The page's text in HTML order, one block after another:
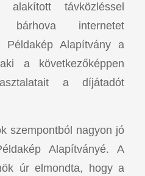
alakított távközléssel
bárhova internetet
Alapítvány a
a következőképpen
a díjátadót
szempontból nagyon jó
Alapítványé. A
úr elmondta, hogy a